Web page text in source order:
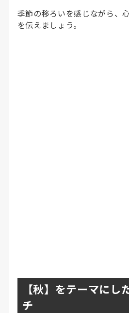
季節の移ろいを感じながら、
を伝えましょう。
【秋】をテーマにし
チ